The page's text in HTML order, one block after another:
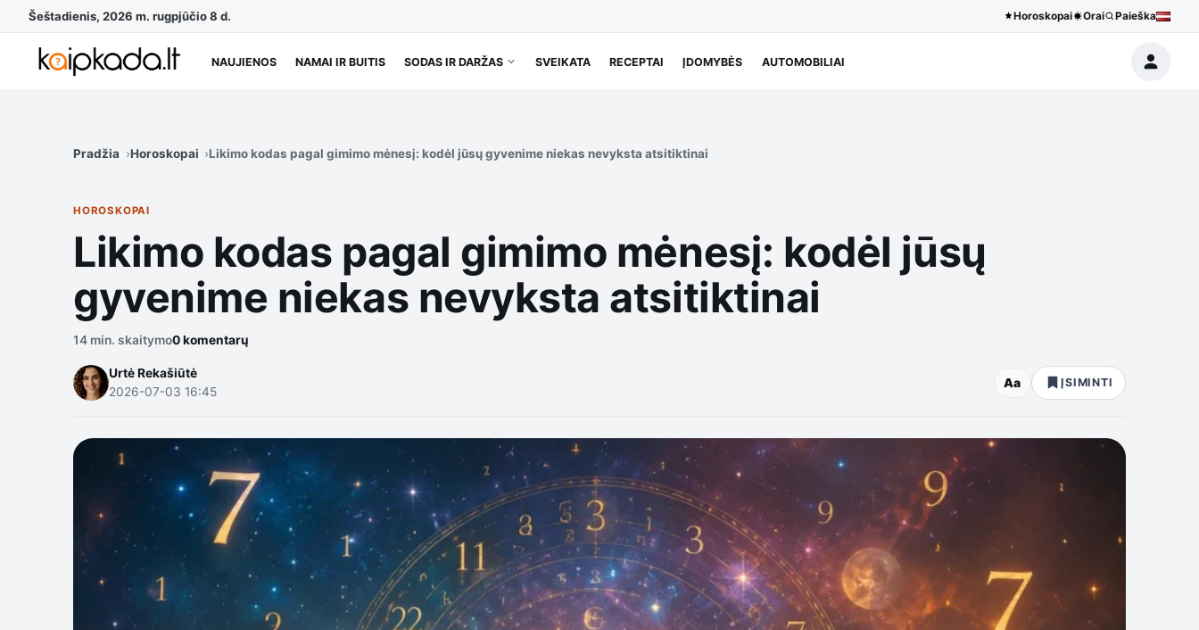
Šeštadienis, 2026 m. rugpjūčio 8 d. Horoskopai Orai Paieška
NAUJIENOS NAMAI IR BUITIS SODAS IR DARŽAS SVEIKATA RECEPTAI ĮDOMYBĖS AUTOMOBILIAI
Pradžia Horoskopai Likimo kodas pagal gimimo mėnesį: kodėl jūsų gyvenime niekas nevyksta atsitiktinai
HOROSKOPAI
Likimo kodas pagal gimimo mėnesį: kodėl jūsų
gyvenime niekas nevyksta atsitiktinai
14 min. skaitymo0 komentarų
Urtė Rekašiūtė
2026-07-03 16:45
Aa ĮSIMINTI